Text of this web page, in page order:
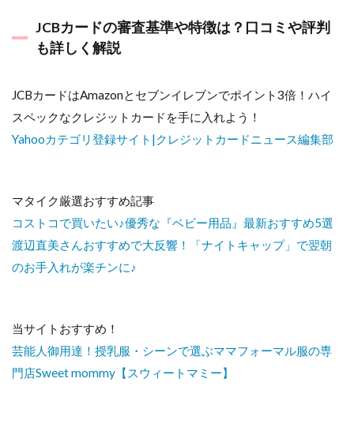
JCBカードの審査基準や特徴は？口コミや評判
も詳しく解説
JCBカードはAmazonとセブンイレブンでポイント3倍！ハイ
スペックなクレジットカードを手に入れよう！
Yahooカテゴリ登録サイト|クレジットカードニュース編集部
マタイク厳選おすすめ記事
コストコで買いたい♪優秀な『ベビー用品』最新おすすめ5選
渡辺直美さんおすすめで大反響！「ナイトキャップ」で翌朝
のお手入れが楽チンに♪
当サイトおすすめ！
芸能人御用達！授乳服・シーンで選ぶママフォーマル服の専
門店Sweet mommy【スウィートマミー】